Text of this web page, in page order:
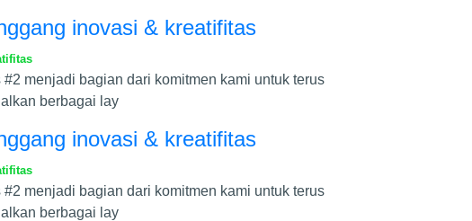
inovasi & kreatifitas
menjadi bagian dari komitmen kami untuk terus
berbagai lay
inovasi & kreatifitas
menjadi bagian dari komitmen kami untuk terus
berbagai lay